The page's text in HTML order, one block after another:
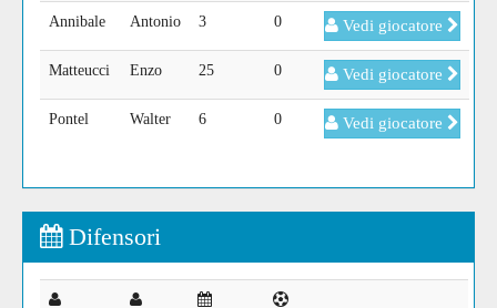
Annibale Antonio 3 0 Vedi giocatore
Matteucci Enzo 25 0 Vedi giocatore
Pontel Walter 6 0 Vedi giocatore
Difensori